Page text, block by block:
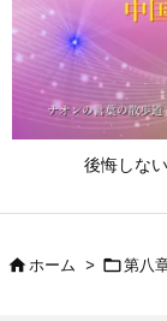
後悔しな
第六章 成功の心得
第八章 リーダーの
 ホーム > 第八